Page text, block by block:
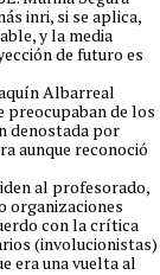
inri, si se aplica,
y la media
de futuro es
Albarreal
preocupaban de los
denostada por
aunque reconoció
al profesorado,
organizaciones
con la crítica
(involucionistas)
era una vuelta al